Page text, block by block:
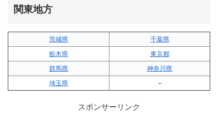
関東地方
茨城県
千葉県
栃木県
東京都
群馬県
神奈川県
埼玉県
–
スポンサーリンク